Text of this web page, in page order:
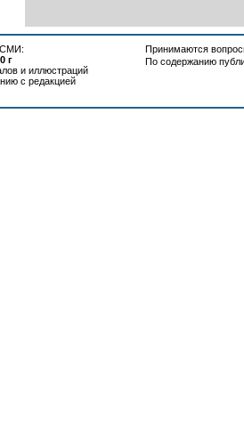
СМИ:
г
и иллюстраций
с редакцией
Принимаются
По содержанию